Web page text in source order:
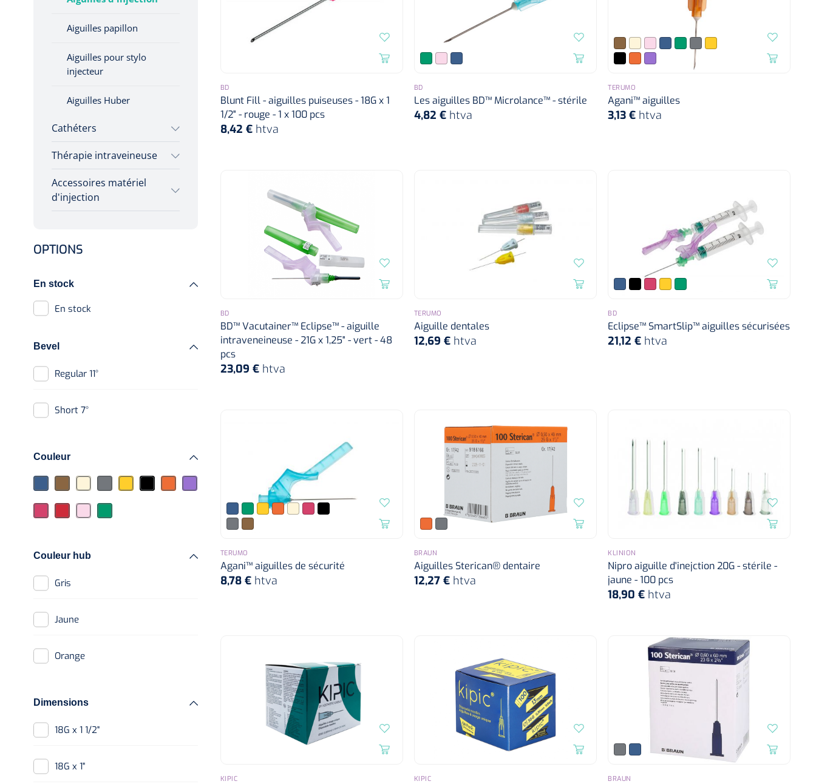
Soins d'incontinence
Matériel d'injection
Infrastructure
Soins des plaies
Seringues préremplies
Seringues entérales
Aiguilles papillon
Aiguilles pour stylo
injecteur
Aiguilles Huber
Cathéters
Cathéters de perfusion
IV
Obturateurs
Thérapie intraveineuse
Pieds à perfusion
Accessoires matériel
d'injection
Conteneurs à aiguilles et
OPTIONS
En stock
En stock
Bevel
Regular 11°
Short 7°
Couleur
Couleur hub
Gris
Jaune
Orange
Dimensions
18G x 1 1/2"
18G x 1"
BD
Blunt Fill - aiguilles puiseuses - 18G x 1
1/2" - rouge - 1 x 100 pcs
8,42 € htva
BD
Les aiguilles BD™ Microlance™ - stérile
4,82 € htva
TERUMO
Agani™ aiguilles
3,13 € htva
BD
BD™ Vacutainer™ Eclipse™ - aiguille
intraveneineuse - 21G x 1,25" - vert - 48
pcs
23,09 € htva
TERUMO
Aiguille dentales
12,69 € htva
BD
Eclipse™ SmartSlip™ aiguilles sécurisées
21,12 € htva
TERUMO
Agani™ aiguilles de sécurité
8,78 € htva
BRAUN
Aiguilles Sterican® dentaire
12,27 € htva
KLINION
Nipro aiguille d'inejction 20G - stérile -
jaune - 100 pcs
18,90 € htva
KIPIC KIPIC BRAUN